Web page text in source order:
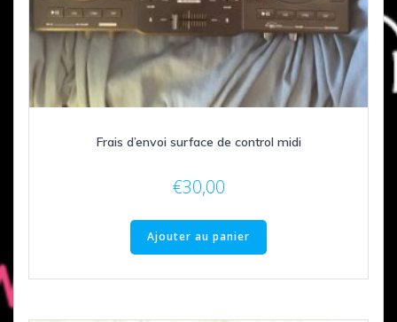
Frais d’envoi surface de control midi
€30,00
Ajouter au panier